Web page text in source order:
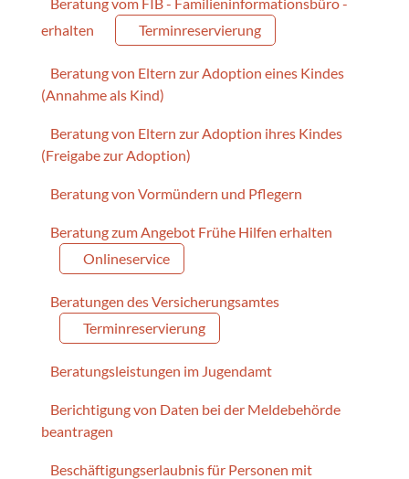
erhalten
Terminreservierung
Beratung von Eltern zur Adoption eines Kindes
(Annahme als Kind)
Beratung von Eltern zur Adoption ihres Kindes
(Freigabe zur Adoption)
Beratung von Vormündern und Pflegern
Beratung zum Angebot Frühe Hilfen erhalten
Onlineservice
Beratungen des Versicherungsamtes
Terminreservierung
Beratungsleistungen im Jugendamt
Berichtigung von Daten bei der Meldebehörde
beantragen
Beschäftigungserlaubnis für Personen mit